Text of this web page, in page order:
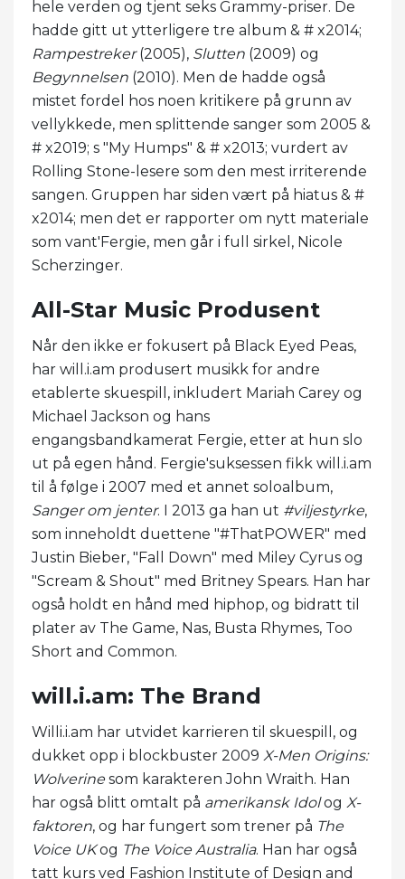
hele verden og tjent seks Grammy-priser. De
hadde gitt ut ytterligere tre album & # x2014;
Rampestreker(2005), Slutten (2009) og
Begynnelsen (2010). Men de hadde også
mistet fordel hos noen kritikere på grunn av
vellykkede, men splittende sanger som 2005 &
# x2019; s "My Humps" & # x2013; vurdert av
Rolling Stone-lesere som den mest irriterende
sangen. Gruppen har siden vært på hiatus & #
x2014; men det er rapporter om nytt materiale
som vant'Fergie, men går i full sirkel, Nicole
Scherzinger.
All-Star Music Produsent
Når den ikke er fokusert på Black Eyed Peas,
har will.i.am produsert musikk for andre
etablerte skuespill, inkludert Mariah Carey og
Michael Jackson og hans
engangsbandkamerat Fergie, etter at hun slo
ut på egen hånd. Fergie'suksessen fikk will.i.am
til å følge i 2007 med et annet soloalbum,
Sanger om jenter. I 2013 ga han ut #viljestyrke,
som inneholdt duettene "#ThatPOWER" med
Justin Bieber, "Fall Down" med Miley Cyrus og
"Scream & Shout" med Britney Spears. Han har
også holdt en hånd med hiphop, og bidratt til
plater av The Game, Nas, Busta Rhymes, Too
Short and Common.
will.i.am: The Brand
Willi.i.am har utvidet karrieren til skuespill, og
dukket opp i blockbuster 2009 X-Men Origins:
Wolverinesom karakteren John Wraith. Han
har også blitt omtalt på amerikansk Idolog X-
faktoren, og har fungert som trener på The
Voice UKog The Voice Australia. Han har også
tatt kurs ved Fashion Institute of Design and